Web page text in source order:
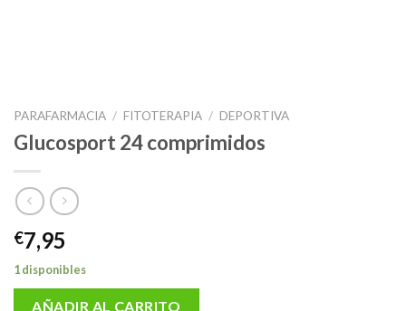
PARAFARMACIA / FITOTERAPIA / DEPORTIVA
Glucosport 24 comprimidos
€7,95
1 disponibles
AÑADIR AL CARRITO